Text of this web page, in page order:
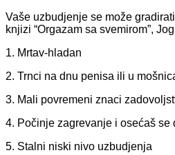
Vaše uzbudjenje se može
knjizi “Orgazam sa svemirom”,
1. Mrtav-hladan
2. Trnci na dnu penisa ili u
3. Mali povremeni znaci
4. Počinje zagrevanje i osećaš se
5. Stalni niski nivo uzbudjenja